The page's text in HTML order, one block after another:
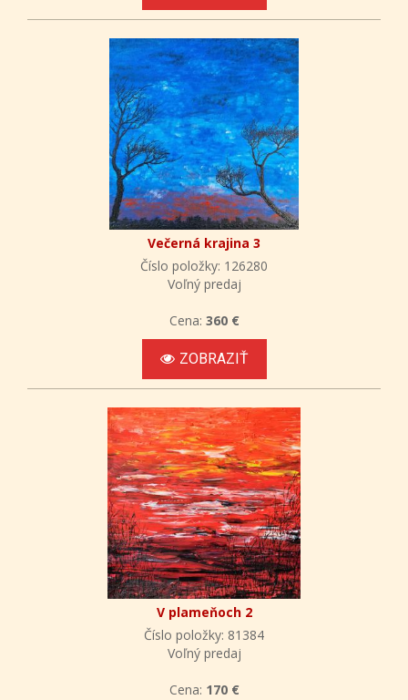
Večerná krajina 3
Číslo položky: 126280
Voľný predaj
Cena: 360 €
ZOBRAZIŤ
V plameňoch 2
Číslo položky: 81384
Voľný predaj
Cena: 170 €